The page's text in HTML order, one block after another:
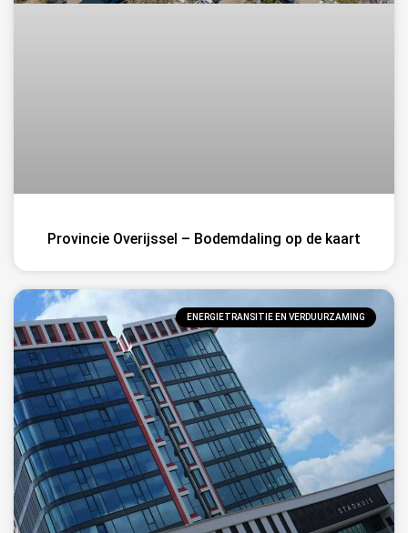
Provincie Overijssel – Bodemdaling op de kaart
ENERGIETRANSITIE EN VERDUURZAMING